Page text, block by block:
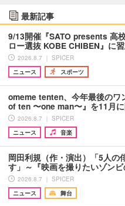
最新記事
9/13開催『SATO presents 高
ロー選抜 KOBE CHIBEN』に
2026.8.7 ｜ SPICER
ニュース
スポーツ
omeme tenten、今年最後のワ
of ten 〜one man〜』を11月
2026.8.7 ｜ SPICER
ニュース
音楽
岡田利規（作・演出）「5人の
す」～『映画を撮りたいゾン
2026.8.7 ｜ SPICER
ニュース
舞台